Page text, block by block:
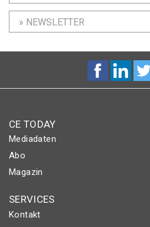
» NEWSLETTER
CE TODAY
Mediadaten
Abo
Magazin
SERVICES
Kontakt